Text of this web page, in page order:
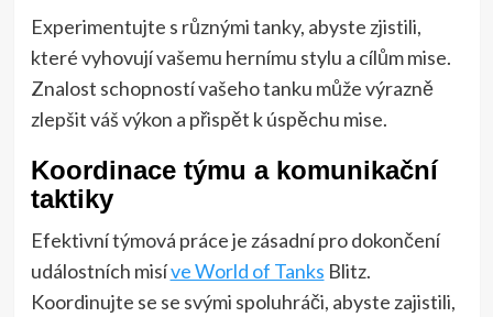
Experimentujte s různými tanky, abyste zjistili,
které vyhovují vašemu hernímu stylu a cílům mise.
Znalost schopností vašeho tanku může výrazně
zlepšit váš výkon a přispět k úspěchu mise.
Koordinace týmu a komunikační
taktiky
Efektivní týmová práce je zásadní pro dokončení
událostních misíve World of Tanks Blitz.
Koordinujte se se svými spoluhráči, abyste zajistili,